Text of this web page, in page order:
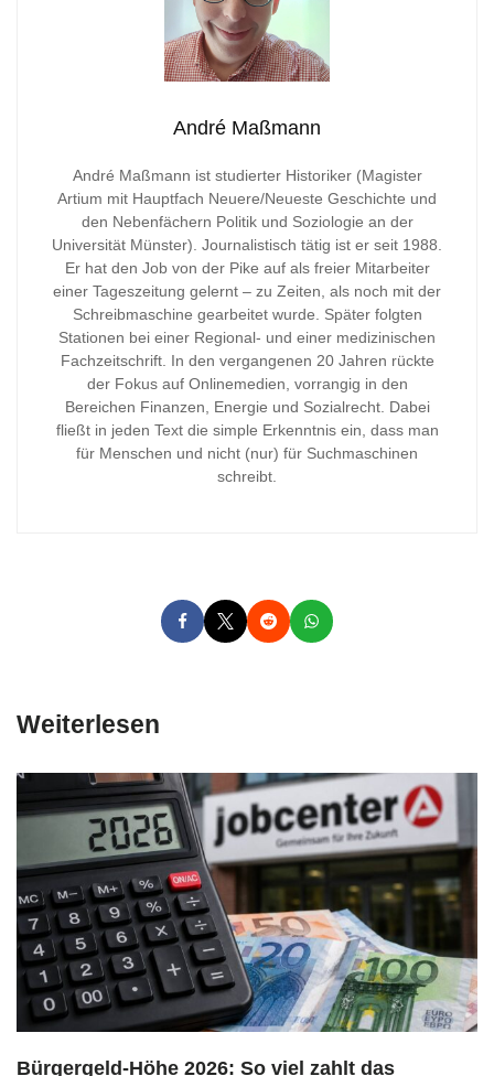
André Maßmann
André Maßmann ist studierter Historiker (Magister
Artium mit Hauptfach Neuere/Neueste Geschichte und
den Nebenfächern Politik und Soziologie an der
Universität Münster). Journalistisch tätig ist er seit 1988.
Er hat den Job von der Pike auf als freier Mitarbeiter
einer Tageszeitung gelernt – zu Zeiten, als noch mit der
Schreibmaschine gearbeitet wurde. Später folgten
Stationen bei einer Regional- und einer medizinischen
Fachzeitschrift. In den vergangenen 20 Jahren rückte
der Fokus auf Onlinemedien, vorrangig in den
Bereichen Finanzen, Energie und Sozialrecht. Dabei
fließt in jeden Text die simple Erkenntnis ein, dass man
für Menschen und nicht (nur) für Suchmaschinen
schreibt.
Weiterlesen
Bürgergeld-Höhe 2026: So viel zahlt das